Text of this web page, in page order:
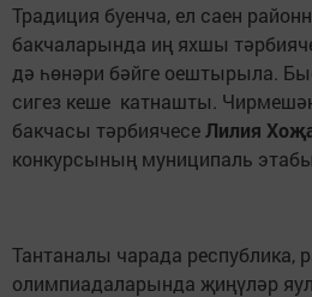
Традиция буенча, ел саен
бакчаларында иң яхшы
дә һөнәри бәйге оештырыла.
сигез кеше катнашты.
бакчасы тәрбиячесеЛилия
конкурсының муниципаль
Тантаналы чарада республика,
олимпиадаларында җиңүләр